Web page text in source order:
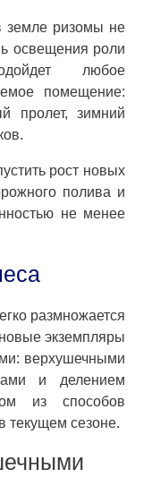
земле ризомы не
освещения роли
любое
помещение:
пролет, зимний
рост новых
полива и
не менее
размножается
экземпляры
верхушечными
и делением
из способов
текущем сезоне.